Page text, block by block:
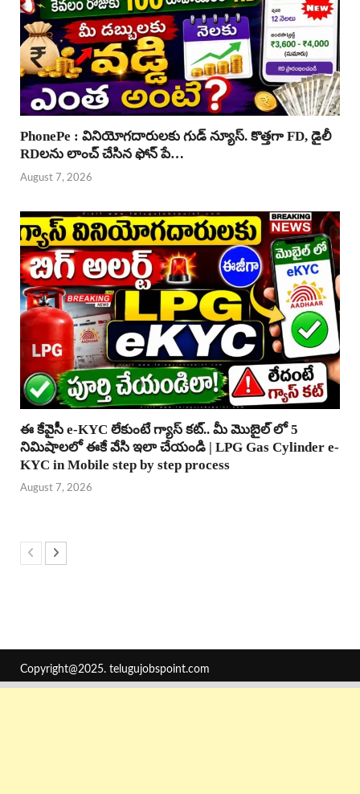
PhonePe : వినియోగదారులకు గుడ్ న్యూస్. కొత్తగా FD, డైలీ
RDలను లాంచ్ చేసిన ఫోన్ పే…
August 7, 2026
ఈ కేవైసీ e-KYC లేకుంటే గ్యాస్ కట్.. మీ మొబైల్ లో 5
నిమిషాలలో ఈకే వేసి ఇలా చేయండి | LPG Gas Cylinder e-
KYC in Mobile step by step process
August 7, 2026
Copyright@2025. telugujobspoint.com